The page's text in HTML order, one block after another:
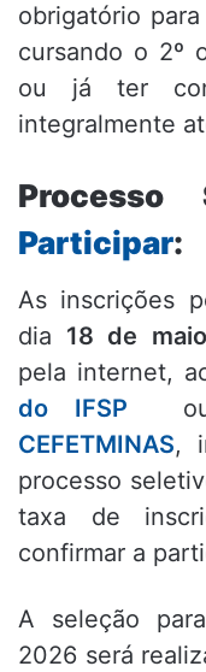
obrigatório
cursando o 2º
ou já ter
integralmente
Participar:
As inscrições
dia 18 de
pela internet,
do IFSP
CEFETMINAS,
processo
taxa de
confirmar a
A seleção
2026 será